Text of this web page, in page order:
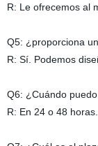
R: Le ofrecemos al
Q5: ¿proporciona
R: Sí. Podemos
Q6: ¿Cuándo
R: En 24 o 48 horas.